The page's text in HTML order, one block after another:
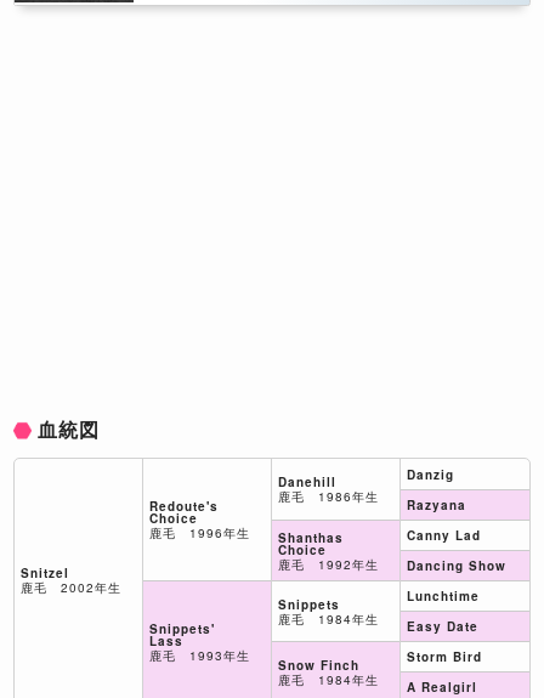
血統図
Snitzel
鹿毛 2002年生
Redoute's
Choice
鹿毛 1996年生
Snippets'
Lass
鹿毛 1993年生
Danehill
鹿毛 1986年生
Shanthas
Choice
鹿毛 1992年生
Snippets
鹿毛 1984年生
Snow Finch
鹿毛 1984年生
Danzig
Razyana
Canny Lad
Dancing Show
Lunchtime
Easy Date
Storm Bird
A Realgirl